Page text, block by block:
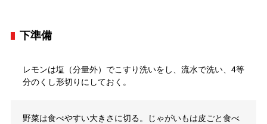
下準備
レモンは塩（分量外）でこすり洗いをし、流水で洗い、4等
分のくし形切りにしておく。
野菜は食べやすい大きさに切る。じゃがいもは皮ごと食べ